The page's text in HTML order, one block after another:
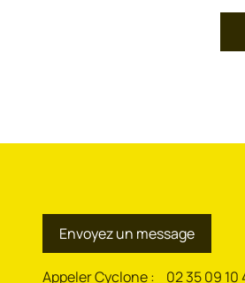
Envoyez un message
Appeler Cyclone : 02 35 09 10